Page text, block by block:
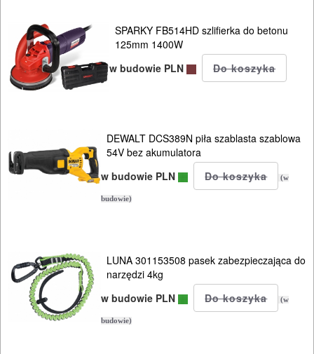
SPARKY FB514HD szlifierka do betonu
125mm 1400W
w budowie PLN
DEWALT DCS389N piła szablasta szablowa
54V bez akumulatora
w budowie PLN
(w
budowie)
LUNA 301153508 pasek zabezpieczająca do
narzędzi 4kg
w budowie PLN
(w
budowie)